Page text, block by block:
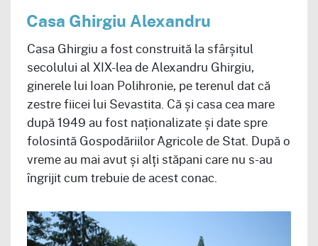
Casa Ghirgiu Alexandru
Casa Ghirgiu a fost construită la sfârșitul
secolului al XIX-lea de Alexandru Ghirgiu,
ginerele lui Ioan Polihronie, pe terenul dat că
zestre fiicei lui Sevastita. Că și casa cea mare
după 1949 au fost naționalizate și date spre
folosintă Gospodăriilor Agricole de Stat. După o
vreme au mai avut și alți stăpani care nu s-au
îngrijit cum trebuie de acest conac.